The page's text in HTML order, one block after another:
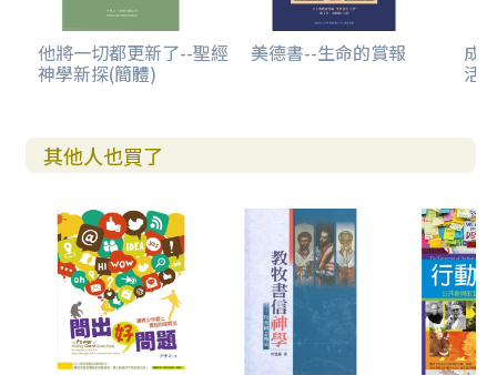
他將一切都更新了--聖經
神學新探(簡體)
美德書--生命的賞報 成
活
其他人也買了